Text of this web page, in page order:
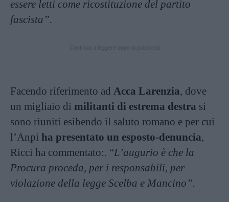
essere letti come ricostituzione del partito
fascista”.
Facendo riferimento ad Acca Larenzia, dove
un migliaio di militanti di estrema destra si
sono riuniti esibendo il saluto romano e per cui
l’Anpi ha presentato un esposto-denuncia,
Ricci ha commentato:. “L’augurio è che la
Procura proceda, per i responsabili, per
violazione della legge Scelba e Mancino”.